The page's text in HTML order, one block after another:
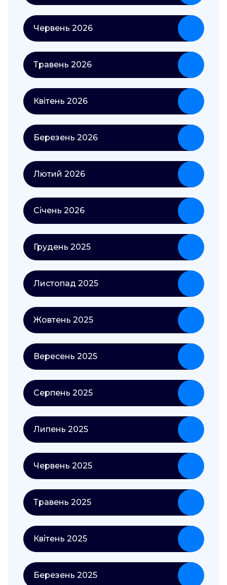
Червень 2026
Травень 2026
Квітень 2026
Березень 2026
Лютий 2026
Січень 2026
Грудень 2025
Листопад 2025
Жовтень 2025
Вересень 2025
Серпень 2025
Липень 2025
Червень 2025
Травень 2025
Квітень 2025
Березень 2025